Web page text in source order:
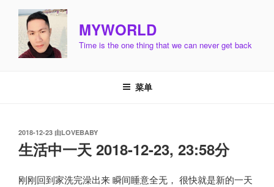
MYWORLD
Time is the one thing that we can never get back
菜单
发
布
于
2018-12-23 由LOVEBABY
生活中一天 2018-12-23, 23:58分
刚刚回到家洗完澡出来 瞬间睡意全无， 很快就是新的一天